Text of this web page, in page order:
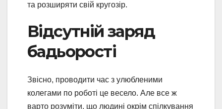
та розширяти свій кругозір.
Відсутній заряд
бадьорості
Звісно, проводити час з улюбленими
колегами по роботі це весело. Але все ж
варто розуміти, що людині окрім спілкування